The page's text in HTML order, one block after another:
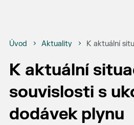
Úvod Aktuality K aktuální
K aktuální
souvislosti s
dodávek plynu